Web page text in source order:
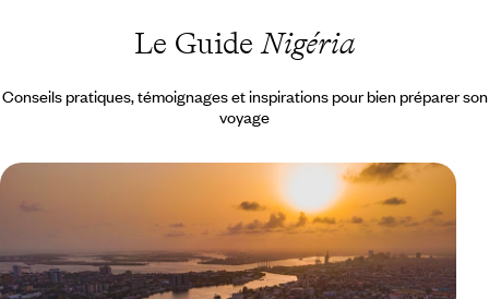
Le GuideNigéria
Conseils pratiques, témoignages et inspirations pour bien préparer son
voyage